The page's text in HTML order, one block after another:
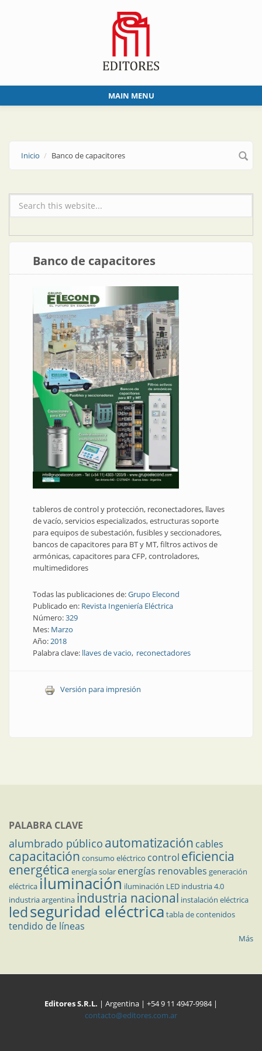
MAIN MENU
Inicio Banco de capacitores
Formulario de búsqueda
Banco de capacitores
tableros de control y protección, reconectadores, llaves
de vacío, servicios especializados, estructuras soporte
para equipos de subestación, fusibles y seccionadores,
bancos de capacitores para BT y MT, filtros activos de
armónicas, capacitores para CFP, controladores,
multimedidores
Todas las publicaciones de:Grupo Elecond
Publicado en: Revista Ingeniería Eléctrica
Número:329
Mes: Marzo
Año:2018
Palabra clave: llaves de vacio reconectadores
Versión para impresión
PALABRA CLAVE
alumbrado público automatización cables
capacitación consumo eléctrico control eficiencia
energética energía solar energías renovables generación
eléctricailuminación iluminación LED industria 4.0
industria argentina industria nacional instalación eléctrica
ledseguridad eléctrica tabla de contenidos
tendido de líneas
Más
Editores S.R.L. | Argentina | +54 9 11 4947-9984 |
contacto@editores.com.ar